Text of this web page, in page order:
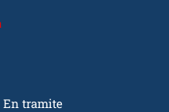
En tramite